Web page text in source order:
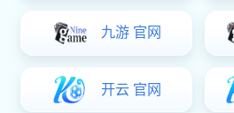
豪门国际官网-追求健康,你我
创立于2000年5月1日，位于广东省